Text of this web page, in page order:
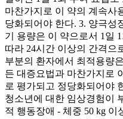
마찬가지로 이 약의 계속사
당화되어야 한다. 3. 양극성
기 용량은 이 약으로서 1일
따라 24시간 이상의 간격으
부분의 환자에서 최적용량
든 대증요법과 마찬가지로
로 평가되고 정당화되어야
청소년에 대한 임상경험이
적 행동장애 - 체중 50 kg 이